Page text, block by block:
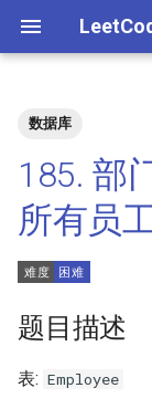
在
始
化
搜
索
擎
解法
方法一
方法二
4. 二维数组中的
5. 替换空格
6. 从尾到头打印
7. 重建二叉树
2. 二进制加法
3. 前 n 个数字二
数
4. 只出现一次的
5. 单词长度的最
1.2. 判定是否互
1.3. URL 化
1.4. 回文排列
1.5. 一次编辑
数据库
185. 部
所有员
题目描述
表: Employee